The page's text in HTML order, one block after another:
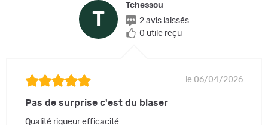
T
Tchessou
2 avis laissés
0 utile reçu
le 06/04/2026
Pas de surprise c'est du blaser
Qualité rigueur efficacité